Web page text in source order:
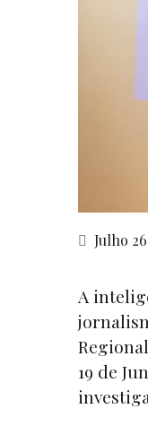
Julho 26
A
19 de